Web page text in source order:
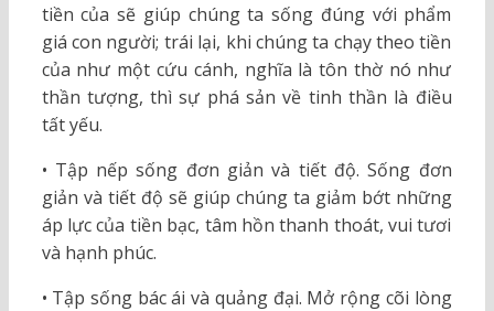
tiền của sẽ giúp chúng ta sống đúng với phẩm
giá con người; trái lại, khi chúng ta chạy theo tiền
của như một cứu cánh, nghĩa là tôn thờ nó như
thần tượng, thì sự phá sản về tinh thần là điều
tất yếu.
• Tập nếp sống đơn giản và tiết độ. Sống đơn
giản và tiết độ sẽ giúp chúng ta giảm bớt những
áp lực của tiền bạc, tâm hồn thanh thoát, vui tươi
và hạnh phúc.
• Tập sống bác ái và quảng đại. Mở rộng cõi lòng